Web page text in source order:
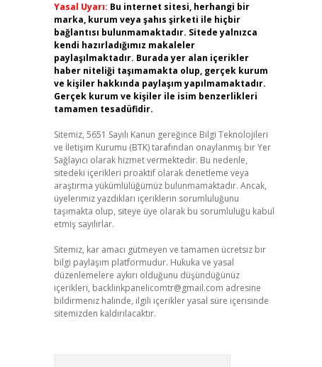
Yasal Uyarı: Bu internet sitesi, herhangi bir
marka, kurum veya şahıs şirketi ile hiçbir
bağlantısı bulunmamaktadır. Sitede yalnızca
kendi hazırladığımız makaleler
paylaşılmaktadır. Burada yer alan içerikler
haber niteliği taşımamakta olup, gerçek kurum
ve kişiler hakkında paylaşım yapılmamaktadır.
Gerçek kurum ve kişiler ile isim benzerlikleri
tamamen tesadüfidir.
Sitemiz, 5651 Sayılı Kanun gereğince Bilgi Teknolojileri
ve İletişim Kurumu (BTK) tarafından onaylanmış bir Yer
Sağlayıcı olarak hizmet vermektedir. Bu nedenle,
sitedeki içerikleri proaktif olarak denetleme veya
araştırma yükümlülüğümüz bulunmamaktadır. Ancak,
üyelerimiz yazdıkları içeriklerin sorumluluğunu
taşımakta olup, siteye üye olarak bu sorumluluğu kabul
etmiş sayılırlar.
Sitemiz, kar amacı gütmeyen ve tamamen ücretsiz bir
bilgi paylaşım platformudur. Hukuka ve yasal
düzenlemelere aykırı olduğunu düşündüğünüz
içerikleri, backlinkpanelicomtr@gmail.com adresine
bildirmeniz halinde, ilgili içerikler yasal süre içerisinde
sitemizden kaldırılacaktır.